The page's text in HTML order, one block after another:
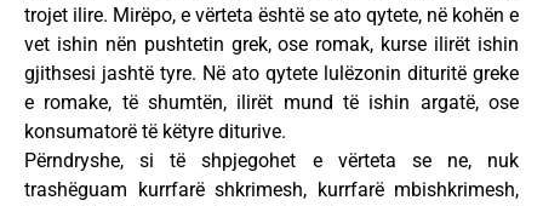
trojet ilire. Mirëpo, e vërteta është se ato qytete, në kohën e
vet ishin nën pushtetin grek, ose romak, kurse ilirët ishin
gjithsesi jashtë tyre. Në ato qytete lulëzonin dituritë greke
e romake, të shumtën, ilirët mund të ishin argatë, ose
konsumatorë të këtyre diturive.
Përndryshe, si të shpjegohet e vërteta se ne, nuk
trashëguam kurrfarë shkrimesh, kurrfarë mbishkrimesh,